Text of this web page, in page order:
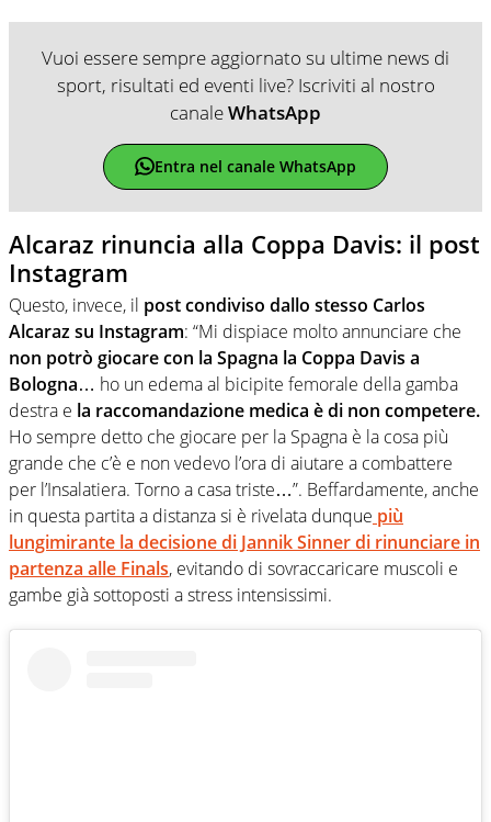
Vuoi essere sempre aggiornato su ultime news di
sport, risultati ed eventi live? Iscriviti al nostro
canaleWhatsApp
Entra nel canale WhatsApp
Alcaraz rinuncia alla Coppa Davis: il post
Instagram
Questo, invece, il post condiviso dallo stesso Carlos
Alcaraz su Instagram: “Mi dispiace molto annunciare che
non potrò giocare con la Spagna la Coppa Davis a
Bologna… ho un edema al bicipite femorale della gamba
destra e la raccomandazione medica è di non competere.
Ho sempre detto che giocare per la Spagna è la cosa più
grande che c’è e non vedevo l’ora di aiutare a combattere
per l’Insalatiera. Torno a casa triste…”. Beffardamente, anche
in questa partita a distanza si è rivelata dunque più
lungimirante la decisione di Jannik Sinner di rinunciare in
partenza alle Finals, evitando di sovraccaricare muscoli e
gambe già sottoposti a stress intensissimi.